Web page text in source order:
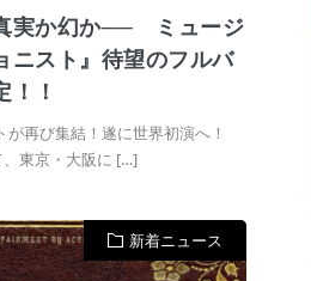
実か幻か── ミュージ
ニスト』待望のフルバ
！
再び集結！遂に世界初演へ！
、東京・大阪に […]
新着ニュース